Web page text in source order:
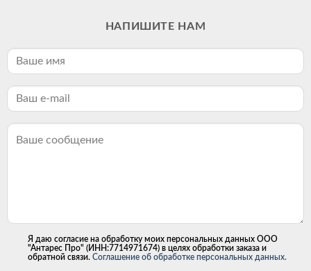
НАПИШИТЕ НАМ
Я даю согласие на обработку моих персональных данных ООО
"Антарес Про" (ИНН:7714971674) в целях обработки заказа и
обратной связи. Соглашение об обработке персональных данных.